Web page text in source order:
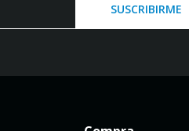
SUSCRIBIRME